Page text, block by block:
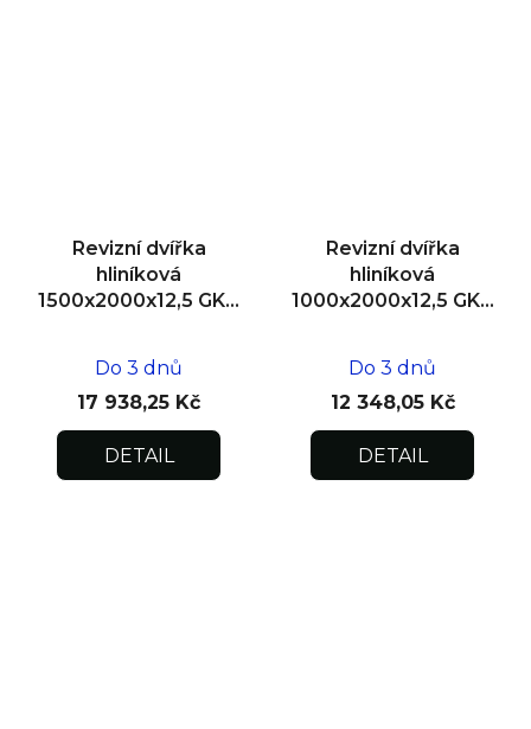
Revizní dvířka
hliníková
1500x2000x12,5 GKB
Do 3 dnů
17 938,25 Kč
DETAIL
Revizní dvířka
hliníková
1000x2000x12,5 GKB
Do 3 dnů
12 348,05 Kč
DETAIL